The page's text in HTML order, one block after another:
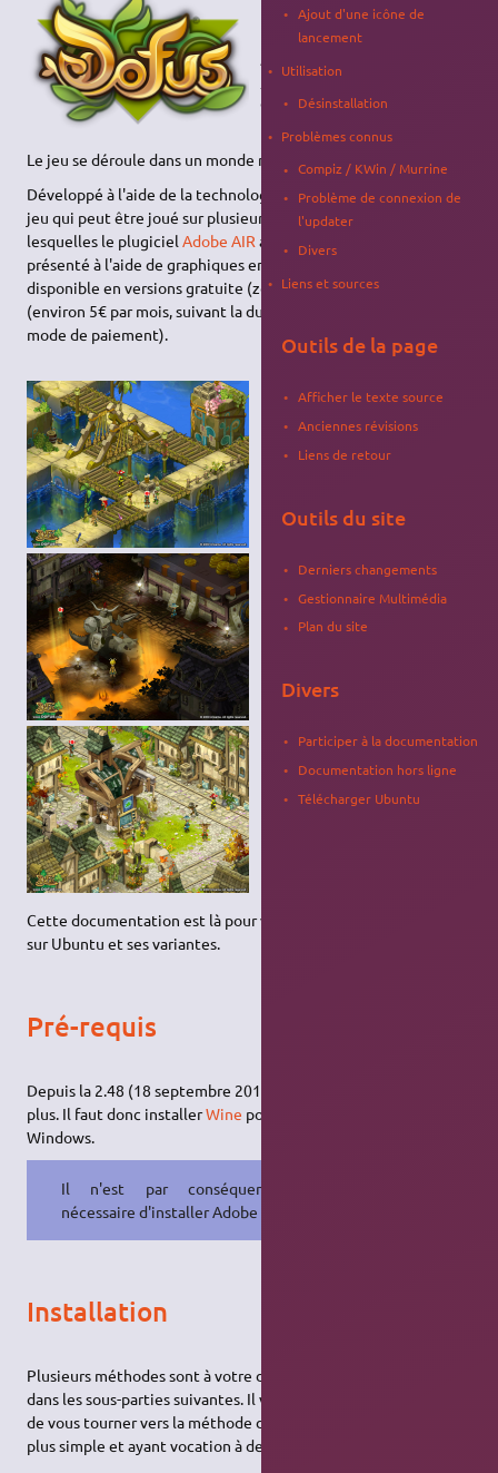
ligne massivement
multijoueur (massive multi-
game, ouMMORPG
développé et distribué par
Le jeu se déroule dans un monde médiéval fantastique.
Développé à l'aide de la technologie Adobe AIR, DOFUS est un
jeu qui peut être joué sur plusieurs plate-formes (celles pour
lesquelles le plugicielAdobe AIR a été développé). Le jeu est
présenté à l'aide de graphiques en 3D isométrique, et est
disponible en versions gratuite (zone limitée) ou payante
(environ 5€ par mois, suivant la durée d’abonnement et le
mode de paiement).
Cette documentation est là pour vous aider à installer Dofus
sur Ubuntu et ses variantes.
Pré-requis
Depuis la 2.48 (18 septembre 2018), la version native n'existe
plus. Il faut donc installerWine pour exécuter la version
Windows.
Il n'est par conséquent plus
nécessaire d'installer Adobe Air.
Installation
Plusieurs méthodes sont à votre disposition et sont décrites
dans les sous-parties suivantes. Il vous est néanmoins conseillé
de vous tourner vers la méthode d'installation par Launcher,
plus simple et ayant vocation à devenir la norme à terme.
Ajout d'une icône de
lancement
Utilisation
Désinstallation
Problèmes connus
Compiz / KWin / Murrine
Problème de connexion de
l'updater
Divers
Liens et sources
Outils de la page
Afficher le texte source
Anciennes révisions
Liens de retour
Outils du site
Derniers changements
Gestionnaire Multimédia
Plan du site
Divers
Participer à la documentation
Documentation hors ligne
Télécharger Ubuntu